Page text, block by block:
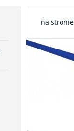
na stronie